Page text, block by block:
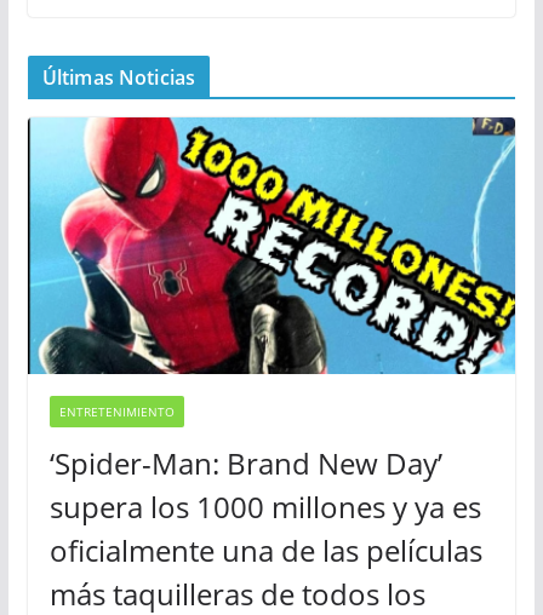
Últimas Noticias
ENTRETENIMIENTO
‘Spider-Man: Brand New Day’
supera los 1000 millones y ya es
oficialmente una de las películas
más taquilleras de todos los